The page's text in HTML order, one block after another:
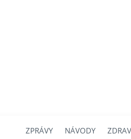
ZPRÁVY NÁVODY